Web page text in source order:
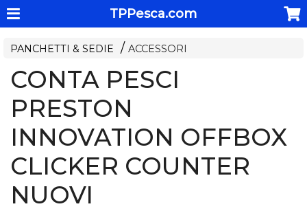
TPPesca.com
PANCHETTI & SEDIE ACCESSORI
CONTA PESCI
PRESTON
INNOVATION OFFBOX
CLICKER COUNTER
NUOVI